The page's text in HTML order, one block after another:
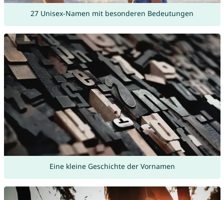
27 Unisex-Namen mit besonderen Bedeutungen
Eine kleine Geschichte der Vornamen